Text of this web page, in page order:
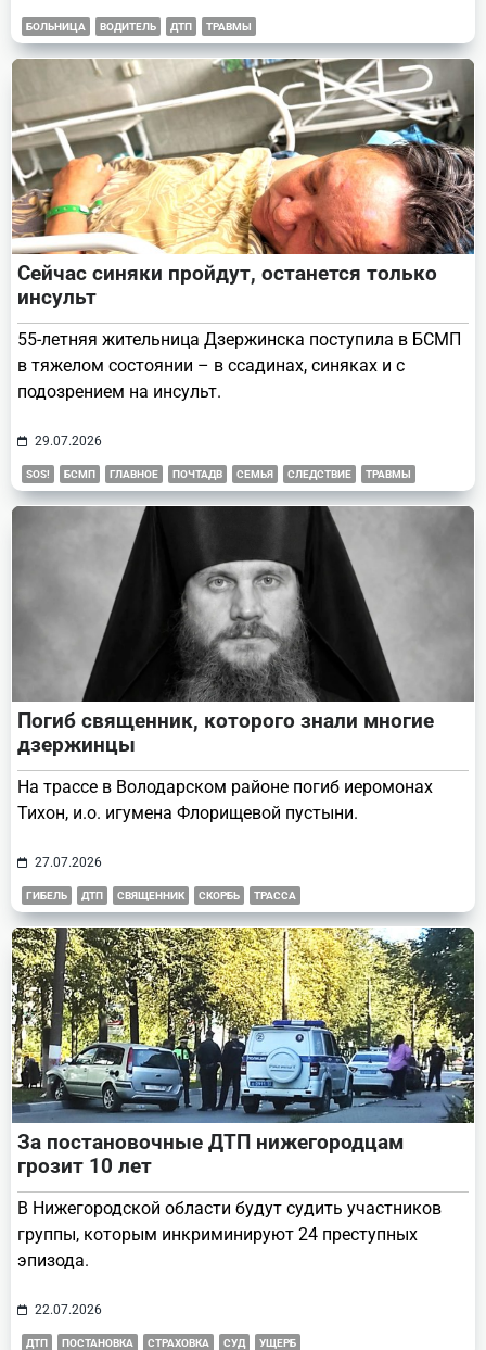
БОЛЬНИЦА ВОДИТЕЛЬ ДТП ТРАВМЫ
Сейчас синяки пройдут, останется только
инсульт
55-летняя жительница Дзержинска поступила в БСМП
в тяжелом состоянии – в ссадинах, синяках и с
подозрением на инсульт.
29.07.2026
SOS! БСМП ГЛАВНОЕ ПОЧТАДВ СЕМЬЯ СЛЕДСТВИЕ ТРАВМЫ
Погиб священник, которого знали многие
дзержинцы
На трассе в Володарском районе погиб иеромонах
Тихон, и.о. игумена Флорищевой пустыни.
27.07.2026
ГИБЕЛЬ ДТП СВЯЩЕННИК СКОРБЬ ТРАССА
За постановочные ДТП нижегородцам
грозит 10 лет
В Нижегородской области будут судить участников
группы, которым инкриминируют 24 преступных
эпизода.
22.07.2026
ДТП ПОСТАНОВКА СТРАХОВКА СУД УЩЕРБ